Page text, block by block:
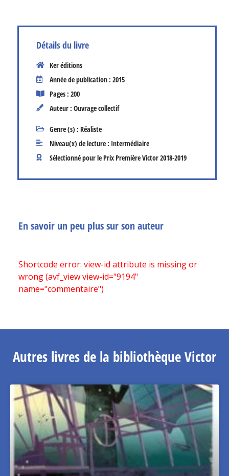
Détails du livre
Ker éditions
Année de publication : 2015
Pages : 200
Auteur : Ouvrage collectif
Genre (s) : Réaliste
Niveau(x) de lecture : Intermédiaire
Sélectionné pour le Prix Première Victor2018-2019
En savoir un peu plus sur son auteur
Shortcode error: view-id attribute is missing or
wrong (avf_view view-id="9194"
name="commentaire")
Autres livres de la bibliothèque Victor